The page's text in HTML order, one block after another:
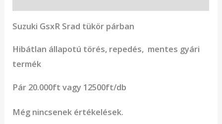
Suzuki GsxR Srad tükör párban
Hibátlan állapotú törés, repedés, mentes gyári
termék
Pár 20.000ft vagy 12500ft/db
Még nincsenek értékelések.